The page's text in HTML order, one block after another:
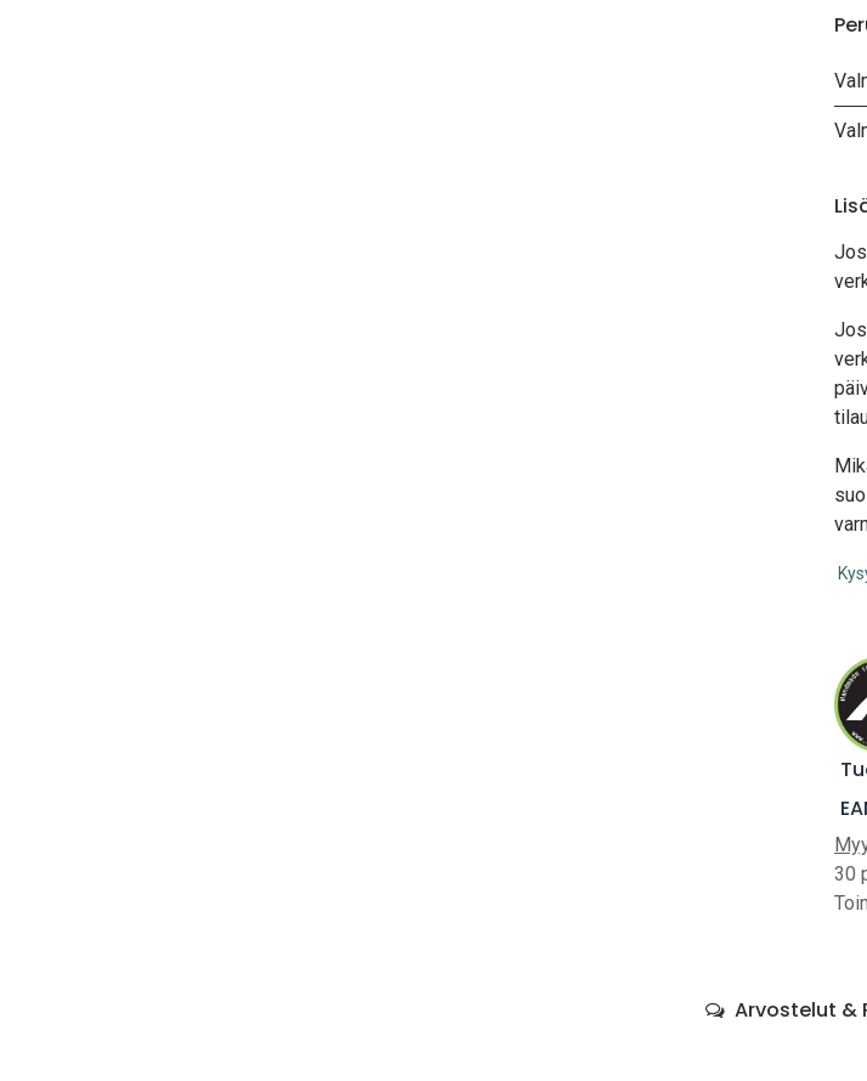
30
Arvostelut &